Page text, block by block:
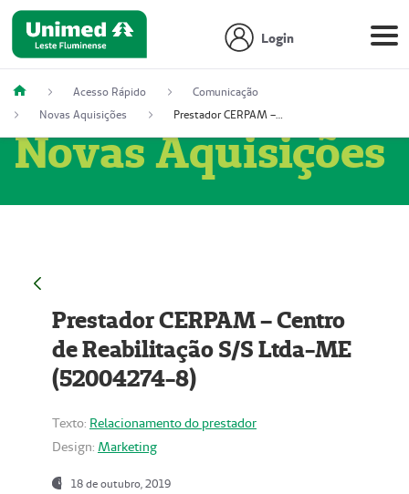
Login
Acesso Rápido
Comunicação
Novas Aquisições
Prestador CERPAM – Centro de Reabilitação S/S Ltda-ME (52004274-8)
Novas Aquisições
Prestador CERPAM – Centro
de Reabilitação S/S Ltda-ME
(52004274-8)
Texto: Relacionamento do prestador
Design: Marketing
18 de outubro, 2019